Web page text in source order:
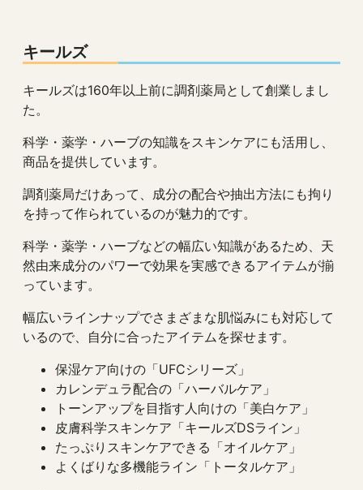
キールズ
キールズは160年以上前に調剤薬局として創業しまし
た。
科学・薬学・ハーブの知識をスキンケアにも活用し、
商品を提供しています。
調剤薬局だけあって、成分の配合や抽出方法にも拘り
を持って作られているのが魅力的です。
科学・薬学・ハーブなどの幅広い知識があるため、天
然由来成分のパワーで効果を実感できるアイテムが揃
っています。
幅広いラインナップでさまざまな肌悩みにも対応して
いるので、自分に合ったアイテムを探せます。
保湿ケア向けの「UFCシリーズ」
カレンデュラ配合の「ハーバルケア」
トーンアップを目指す人向けの「美白ケア」
皮膚科学スキンケア「キールズDSライン」
たっぷりスキンケアできる「オイルケア」
よくばりな多機能ライン「トータルケア」